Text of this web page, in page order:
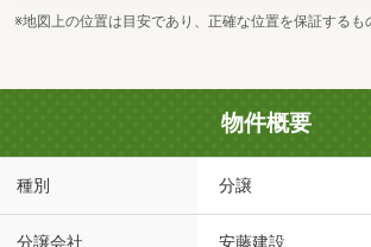
※地図上の位置は目安であり、正確な位置を保証するも
物件概要
種別 分譲
安藤建設